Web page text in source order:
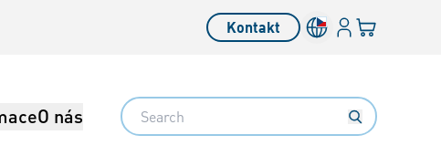
Kontakt Přihlásit se
Váš košík
O nás Search